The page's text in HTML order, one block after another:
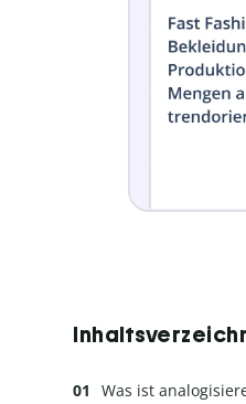
Was ist